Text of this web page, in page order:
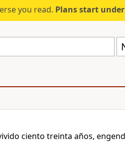
you read. Plans start
ciento treinta años,